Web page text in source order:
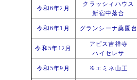
令和6年2月
クラッシィハウス
新宿中落合
令和6年1月 グランシーナ薬園
令和5年12月
アピス吉祥寺
ハイセレサ
令和5年9月 ※エミネ山王